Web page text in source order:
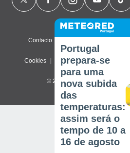
Contacto
Cookies Política de privacidade
© 2026 Meteored. Todos os
Portugal
prepara-se
para uma
nova subida
das
temperaturas:
assim será o
tempo de 10 a
16 de agosto